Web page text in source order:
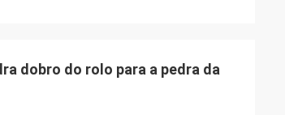
dobro do rolo para a pedra da